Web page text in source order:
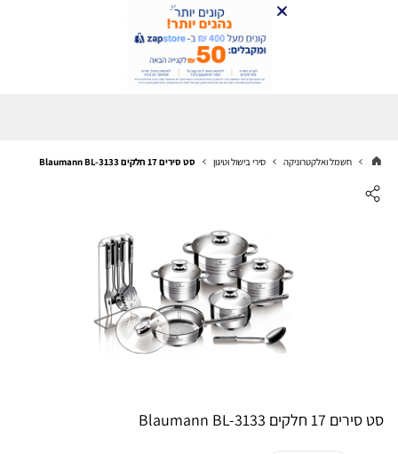
חשמל ואלקטרוניקה סירי בישול וטיגון סט סירים 17 חלקים Blaumann BL-3133
סט סירים 17 חלקים Blaumann BL-3133